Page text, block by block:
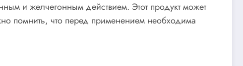
и желчегонным действием. Этот продукт может
помнить, что перед применением необходима